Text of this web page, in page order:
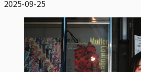
2025-09-25